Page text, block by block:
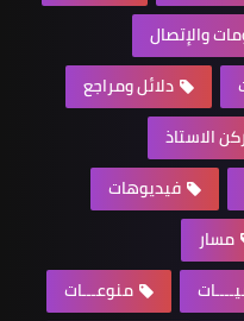
والإتصال
دلائل ومراجع
ركن الاستاذ
فيديوهات
مسار
منوعـــات